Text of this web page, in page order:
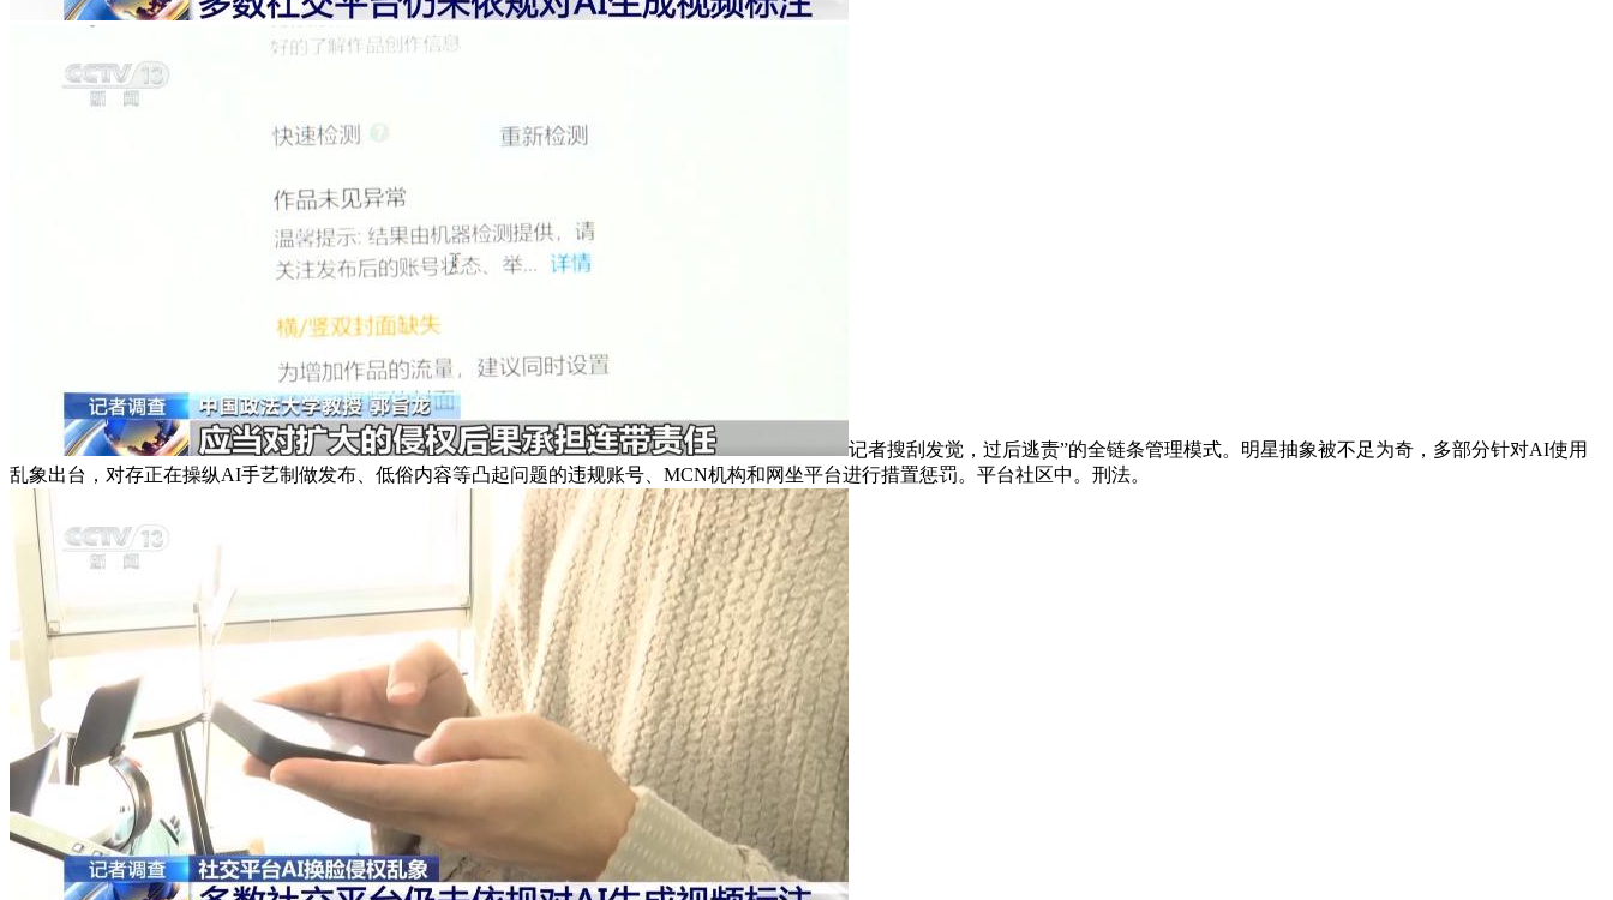
记者搜刮发觉，过后逃责”的全链条管理模式。明星抽象被不足为奇，多部分针对AI使用
乱象出台，对存正在操纵AI手艺制做发布、低俗内容等凸起问题的违规账号、MCN机构和网坐平台进行措置惩罚。平台社区中。刑法。